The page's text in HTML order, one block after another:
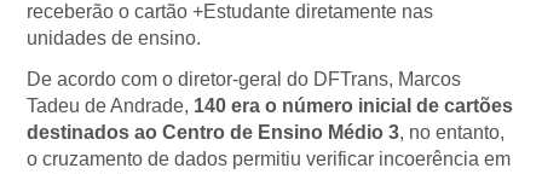
receberão o cartão +Estudante diretamente nas
unidades de ensino.
De acordo com o diretor-geral do DFTrans, Marcos
Tadeu de Andrade, 140 era o número inicial de cartões
destinados ao Centro de Ensino Médio 3, no entanto,
o cruzamento de dados permitiu verificar incoerência em